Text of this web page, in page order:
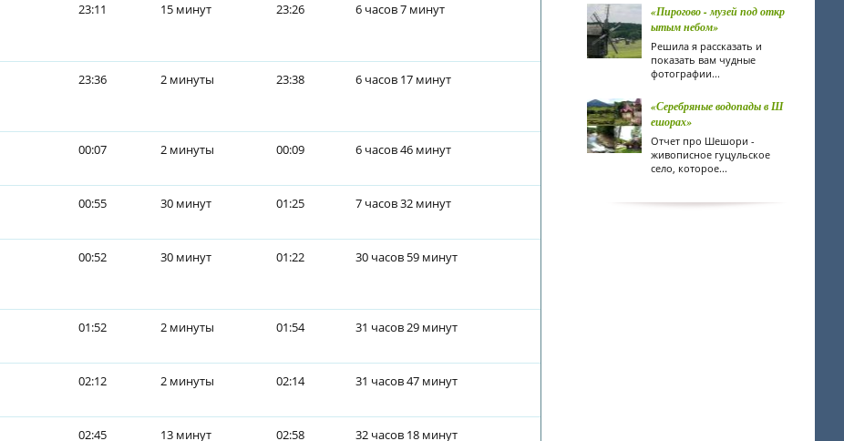
23:11 15 минут 23:26 6 часов 7 минут
23:36 2 минуты 23:38 6 часов 17 минут
00:07 2 минуты 00:09 6 часов 46 минут
00:55 30 минут 01:25 7 часов 32 минут
00:52 30 минут 01:22 30 часов 59 минут
01:52 2 минуты 01:54 31 часов 29 минут
02:12 2 минуты 02:14 31 часов 47 минут
02:45 13 минут 02:58 32 часов 18 минут
«Пирогово - музей под откр
ытым небом»
Решила я рассказать и
показать вам чудные
фотографии...
«Серебряные водопады в Ш
ешорах»
Отчет про Шешори -
живописное гуцульское
село, которое...